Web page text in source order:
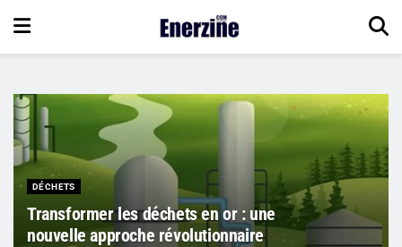
DÉCHETS
Transformer les déchets en or : une
nouvelle approche révolutionnaire